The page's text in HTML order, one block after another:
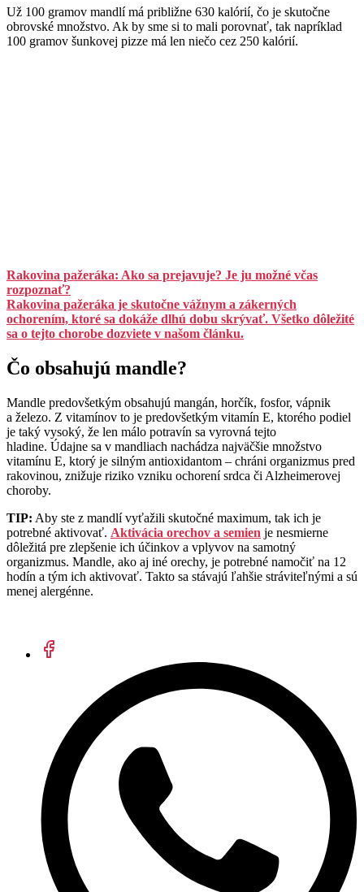
Už 100 gramov mandlí má približne 630 kalórií, čo je skutočne
obrovské množstvo. Ak by sme si to mali porovnať, tak napríklad
100 gramov šunkovej pizze má len niečo cez 250 kalórií.
Rakovina pažeráka: Ako sa prejavuje? Je ju možné včas
rozpoznať?
Rakovina pažeráka je skutočne vážnym a zákerných
ochorením, ktoré sa dokáže dlhú dobu skrývať. Všetko dôležité
sa o tejto chorobe dozviete v našom článku.
Čo obsahujú mandle?
Mandle predovšetkým obsahujú mangán, horčík, fosfor, vápnik
a železo. Z vitamínov to je predovšetkým vitamín E, ktorého podiel
je taký vysoký, že len málo potravín sa vyrovná tejto
hladine. Údajne sa v mandliach nachádza najväčšie množstvo
vitamínu E, ktorý je silným antioxidantom – chráni organizmus pred
rakovinou, znižuje riziko vzniku ochorení srdca či Alzheimerovej
choroby.
TIP: Aby ste z mandlí vyťažili skutočné maximum, tak ich je
potrebné aktivovať. Aktivácia orechov a semien je nesmierne
dôležitá pre zlepšenie ich účinkov a vplyvov na samotný
organizmus. Mandle, ako aj iné orechy, je potrebné namočiť na 12
hodín a tým ich aktivovať. Takto sa stávajú ľahšie stráviteľnými a sú
menej alergénne.